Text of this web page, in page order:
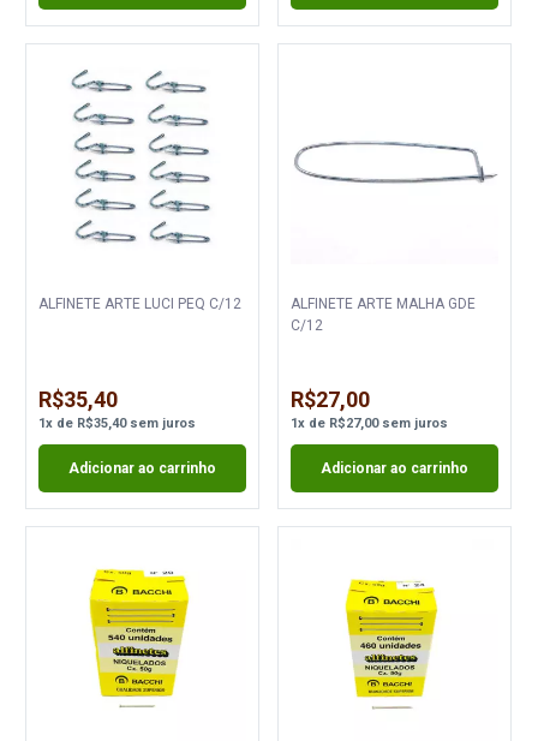
ALFINETE ARTE LUCI PEQ C/12
R$35,40
1x de R$35,40sem juros
Adicionar ao carrinho
ALFINETE ARTE MALHA GDE
C/12
R$27,00
1xde R$27,00sem juros
Adicionar ao carrinho